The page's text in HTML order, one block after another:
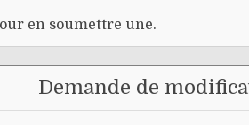
en soumettre une.
Demande de